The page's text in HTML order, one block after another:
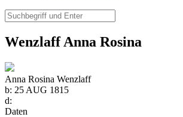
Wenzlaff Anna Rosina
Anna Rosina Wenzlaff
b: 25 AUG 1815
d:
Daten